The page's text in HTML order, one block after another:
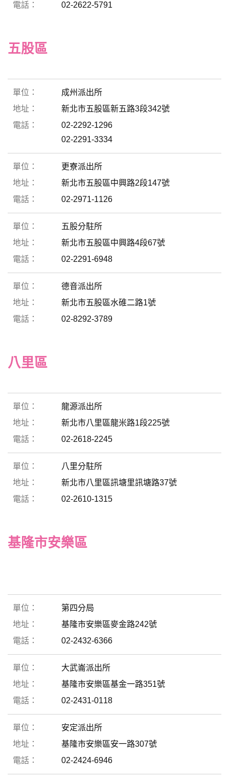
02-2622-5791
五股區
成州派出所
新北市五股區新五路3段342號
02-2292-1296
02-2291-3334
更寮派出所
新北市五股區中興路2段147號
02-2971-1126
五股分駐所
新北市五股區中興路4段67號
02-2291-6948
德音派出所
新北市五股區水碓二路1號
02-8292-3789
八里區
龍源派出所
新北市八里區龍米路1段225號
02-2618-2245
八里分駐所
新北市八里區訊塘里訊塘路37號
02-2610-1315
基隆市安樂區
第四分局
基隆市安樂區麥金路242號
02-2432-6366
大武崙派出所
基隆市安樂區基金一路351號
02-2431-0118
安定派出所
基隆市安樂區安一路307號
02-2424-6946